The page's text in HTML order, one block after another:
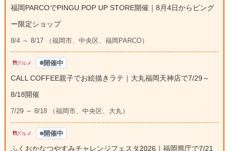
福岡PARCOでPINGU POP UP STORE開催｜8月4日からピング
ー限定ショップ
8/4 ～ 8/17 （福岡市、中央区、福岡PARCO）
グルメ 開催中
CALL COFFEE親子でお絵描きラテ｜大丸福岡天神店で7/29～
8/18開催
7/29 ～ 8/18 （福岡市、中央区、大丸）
グルメ 開催中
ふくおかなつやすみチャレンジフェスタ2026｜福岡県庁で7/21